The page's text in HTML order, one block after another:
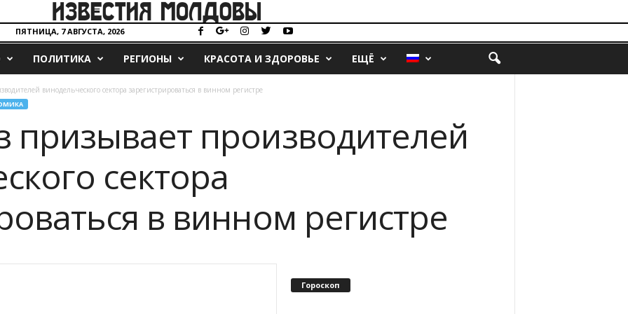
ПЯТНИЦА, 7 АВГУСТА, 2026
ПОЛИТИКА РЕГИОНЫ КРАСОТА И ЗДОРОВЬЕ ЕЩЁ
винодельческого сектора зарегистрироваться в винном регистре
призывает производителей
сектора
в винном регистре
Гороскоп